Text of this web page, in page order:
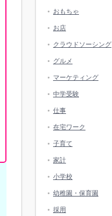
おもちゃ
お店
クラウドソーシング
グルメ
マーケティング
中学受験
仕事
在宅ワーク
子育て
家計
小学校
幼稚園・保育園
採用